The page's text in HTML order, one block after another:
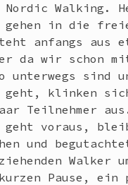
Walking.
in die
anfangs aus
da wir schon
unterwegs sind
geht, klinken
Teilnehmer
voraus,
und
Walker
Pause, ein